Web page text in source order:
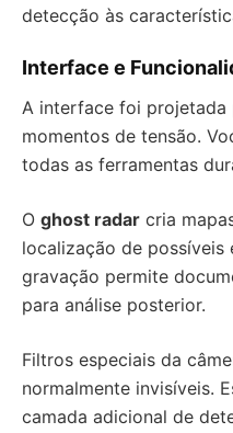
detecção às
Interface e
A interface foi projetada
momentos de tensão.
todas as ferramentas
O ghost radar cria
localização de possíveis
gravação permite
para análise posterior.
Filtros especiais da
normalmente invisíveis.
camada adicional de